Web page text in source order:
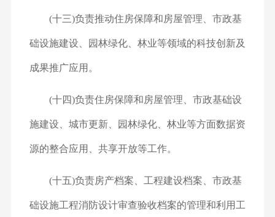
(十三)负责推动住房保障和房屋管理、市政基
础设施建设、园林绿化、林业等领域的科技创新及
成果推广应用。
(十四)负责住房保障和房屋管理、市政基础设
施建设、城市更新、园林绿化、林业等方面数据资
源的整合应用、共享开放等工作。
(十五)负责房产档案、工程建设档案、市政基
础设施工程消防设计审查验收档案的管理和利用工